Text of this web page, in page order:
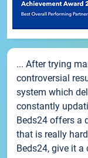
... After trying
controversial
system which
constantly
Beds24 offers a
that is really
Beds24, give it